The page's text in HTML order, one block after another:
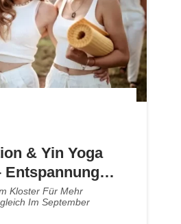
& Yin Yoga
Entspannung &
Kloster Für Mehr
Im September